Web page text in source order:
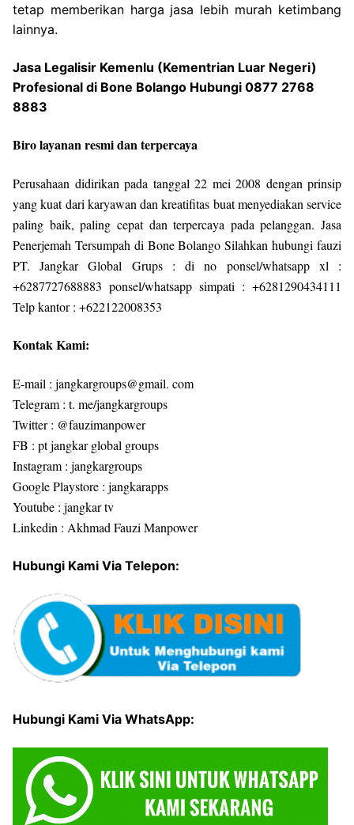
tetap memberikan harga jasa lebih murah ketimbang
lainnya.
Jasa Legalisir Kemenlu (Kementrian Luar Negeri)
Profesional di Bone Bolango Hubungi 0877 2768
8883
Biro layanan resmi dan terpercaya
Perusahaan didirikan pada tanggal 22 mei 2008 dengan prinsip
yang kuat dari karyawan dan kreatifitas buat menyediakan service
paling baik, paling cepat dan terpercaya pada pelanggan. Jasa
Penerjemah Tersumpah di Bone Bolango Silahkan hubungi fauzi
PT. Jangkar Global Grups : di no ponsel/whatsapp xl :
+6287727688883 ponsel/whatsapp simpati : +6281290434111
Telp kantor : +622122008353
Kontak Kami:
E-mail : jangkargroups@gmail. com
Telegram : t. me/jangkargroups
Twitter : @fauzimanpower
FB : pt jangkar global groups
Instagram : jangkargroups
Google Playstore : jangkarapps
Youtube : jangkar tv
Linkedin : Akhmad Fauzi Manpower
Hubungi Kami Via Telepon:
Hubungi Kami Via WhatsApp: